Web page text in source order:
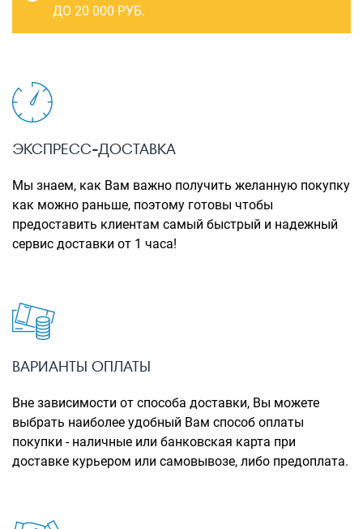
Сумки пляжные
Рюкзаки городские
Рюкзаки школьные
Рюкзаки подростковые
Рюкзаки для охоты-рыбалки
Рюкзаки на колесах
ШОППЕРЫ
Кейсы и планшеты
ДО 20 000 РУБ.
ЭКСПРЕСС-ДОСТАВКА
Мы знаем, как Вам важно получить желанную покупку
как можно раньше, поэтому готовы чтобы
предоставить клиентам самый быстрый и надежный
сервис доставки от 1 часа!
ВАРИАНТЫ ОПЛАТЫ
Вне зависимости от способа доставки, Вы можете
выбрать наиболее удобный Вам способ оплаты
покупки - наличные или банковская карта при
доставке курьером или самовывозе, либо предоплата.